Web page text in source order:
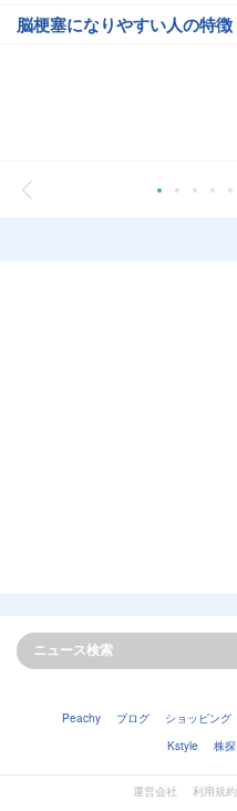
脳梗塞になりやすい人の特徴
Peachy ブログ ショッピング
Kstyle
株探
運営会社 利用規約